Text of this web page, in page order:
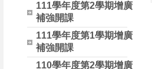
111學年度第2學期增廣
補強開課
111學年度第1學期增廣
補強開課
110學年度第2學期增廣